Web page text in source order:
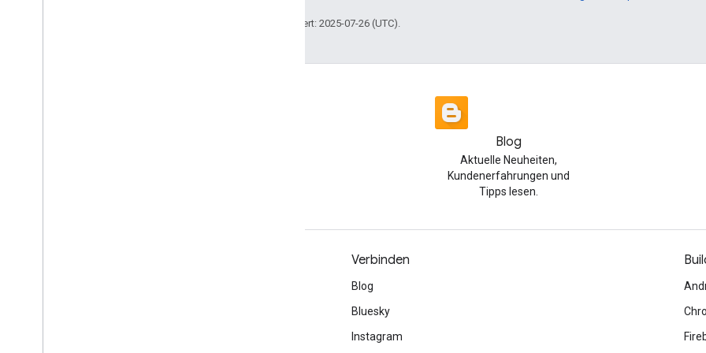
Zuletzt aktualisiert: 2025-07-26 (UTC).
Blog
Aktuelle Neuheiten,
Kundenerfahrungen und
Tipps lesen.
Verbinden
Blog
Bluesky
Instagram